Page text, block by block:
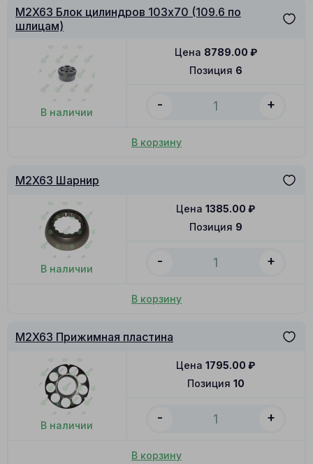
M2X63 Блок цилиндров 103x70 (109.6 по
шлицам)
В наличии
Позиция 6
Цена 8789.00 ₽
- +
В корзину
M2X63 Шарнир
В наличии
Позиция 9
Цена 1385.00 ₽
- +
В корзину
M2X63 Прижимная пластина
В наличии
Позиция 10
Цена 1795.00 ₽
- +
В корзину